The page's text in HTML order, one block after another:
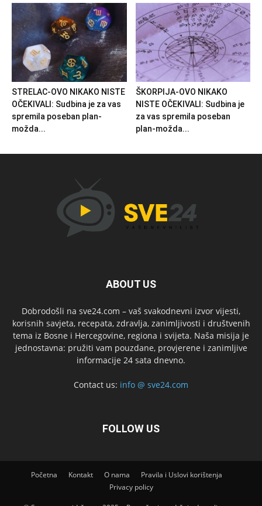
STRELAC-OVO NIKAKO NISTE
OČEKIVALI: Sudbina je za vas
spremila poseban plan-
možda...
ŠKORPIJA-OVO NIKAKO
NISTE OČEKIVALI: Sudbina je
za vas spremila poseban
plan-možda...
ABOUT US
Dobrodošli na sve24.com – vaš svakodnevni izvor vijesti,
korisnih savjeta, recepata, zdravlja, zanimljivosti i društvenih
tema iz Bosne i Hercegovine, regiona i svijeta. Naša misija je
jednostavna: pružiti vam pouzdane, provjerene i zanimljive
informacije 24 sata dnevno.
Contact us: info @ sve24.com
FOLLOW US
Početna Kontakt O nama
Pravila i Uslovi korištenja
Privacy policy